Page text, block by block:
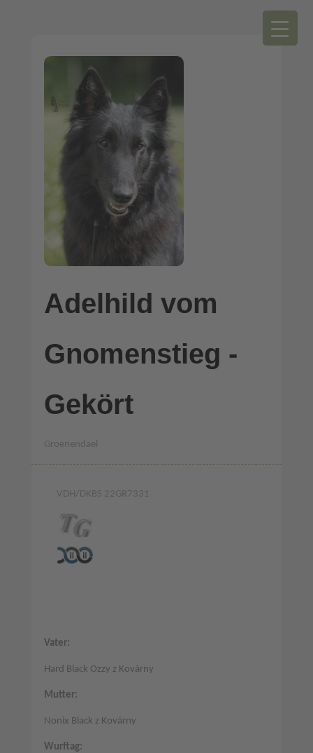
Adelhild vom
Gnomenstieg -
Gekört
Groenendael
VDH/DKBS 22GR7331
Vater:
Hard Black Ozzy z Kovárny
Mutter:
Nonix Black z Kovárny
Wurftag: